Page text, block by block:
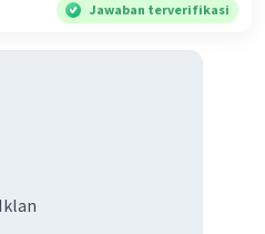
Jawaban terverifikasi
Iklan